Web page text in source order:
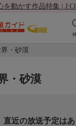
を動かす作品特集 |
・砂漠
・砂漠
直近の放送予定は